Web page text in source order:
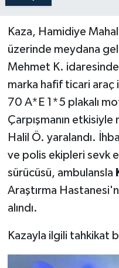
Kaza, Hamidiye
üzerinde meydana
Mehmet K.
marka hafif ticari
70 A*E 1*5 plakalı
Çarpışmanın
Halil Ö. yaralandı.
ve polis ekipleri sevk
sürücüsü, ambulansla
Araştırma
alındı.
Kazayla ilgili tahkikat